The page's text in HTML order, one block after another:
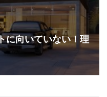
に向いていない！理